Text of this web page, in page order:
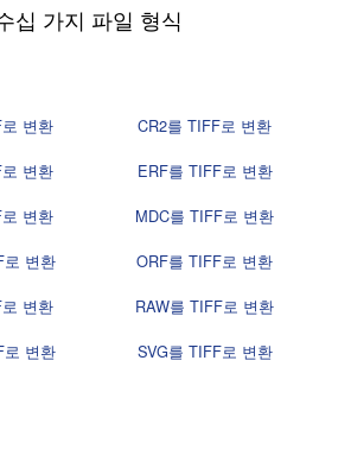
십 가지 파일 형식
변환
CR2를 TIFF로 변환
변환
ERF를 TIFF로 변환
변환
MDC를 TIFF로 변환
로 변환
ORF를 TIFF로 변환
변환
RAW를 TIFF로 변환
변환
SVG를 TIFF로 변환